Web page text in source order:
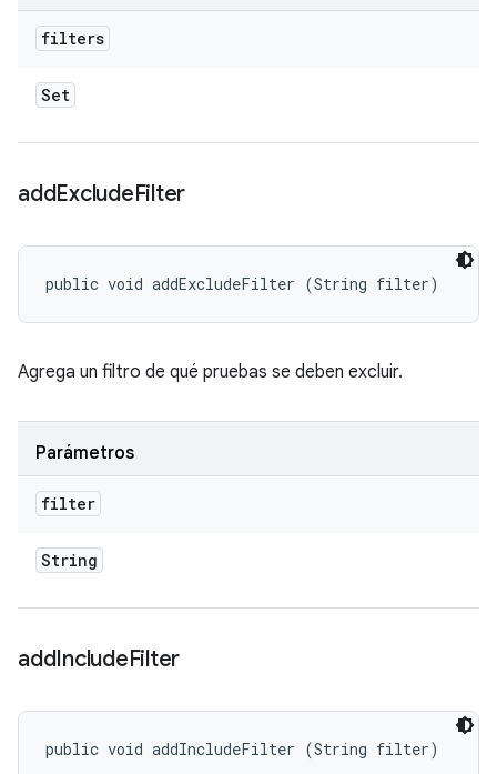
filters
Set
addExcludeFilter
public void addExcludeFilter (String filter)
Agrega un filtro de qué pruebas se deben excluir.
Parámetros
filter
String
addIncludeFilter
public void addIncludeFilter (String filter)